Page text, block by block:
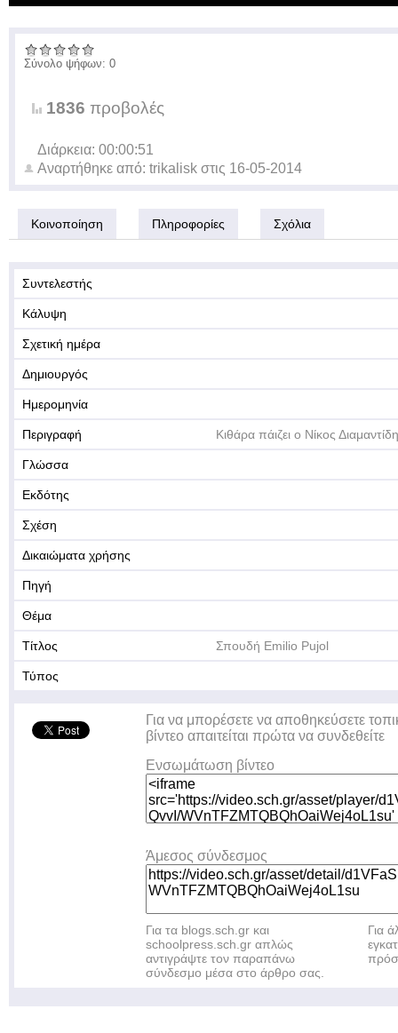
Σύνολο ψήφων: 0
1836 προβολές
Διάρκεια: 00:00:51
Αναρτήθηκε από: trikalisk στις 16-05-2014
Κοινοποίηση Πληροφορίες Σχόλια
Συντελεστής
Κάλυψη
Σχετική ημέρα
Δημιουργός
Ημερομηνία
Περιγραφή Κιθάρα πάιζει ο Νίκος
Γλώσσα
Εκδότης
Σχέση
Δικαιώματα χρήσης
Πηγή
Θέμα
Τίτλος Σπουδή Emilio Pujol
Τύπος
Για να μπορέσετε να αποθηκεύσετε
βίντεο απαιτείται πρώτα να συνδεθείτε
Ενσωμάτωση βίντεο
Άμεσος σύνδεσμος
Για τα blogs.sch.gr και
schoolpress.sch.gr απλώς
αντιγράψτε τον παραπάνω
σύνδεσμο μέσα στο άρθρο σας.
Για